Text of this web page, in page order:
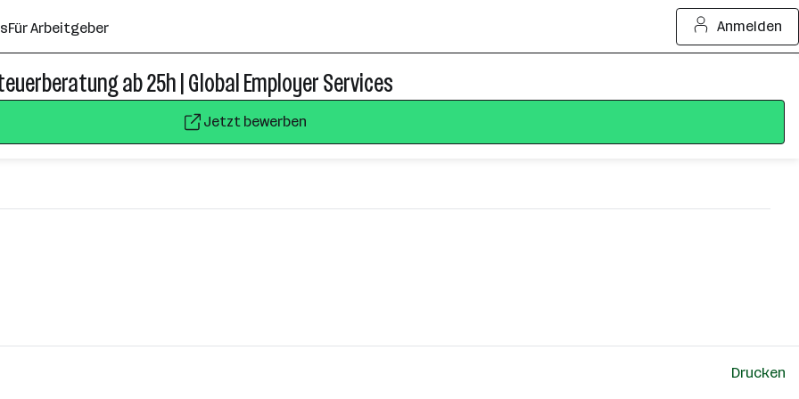
Für Arbeitgeber Anmelden
ab 25h | Global Employer Services
Jetzt bewerben
Drucken